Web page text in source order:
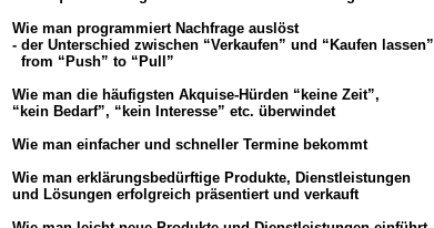
Wie man programmiert Nachfrage auslöst
- der Unterschied zwischen “Verkaufen” und “Kaufen lassen”
from “Push” to “Pull”
Wie man die häufigsten Akquise-Hürden “keine Zeit”,
“kein Bedarf”, “kein Interesse” etc. überwindet
Wie man einfacher und schneller Termine bekommt
Wie man erklärungsbedürftige Produkte, Dienstleistungen
und Lösungen erfolgreich präsentiert und verkauft